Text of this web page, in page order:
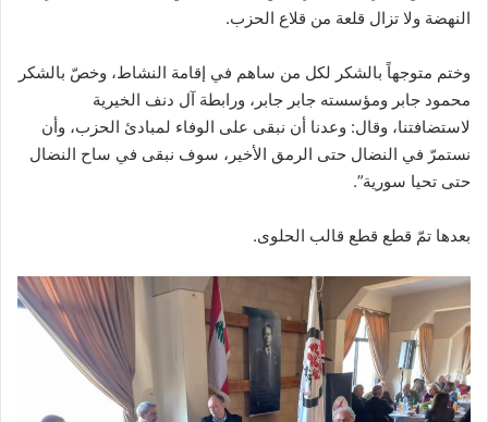
النهضة ولا تزال قلعة من قلاع الحزب.
وختم متوجهاً بالشكر لكل من ساهم في إقامة النشاط، وخصّ بالشكر
محمود جابر ومؤسسته جابر جابر، ورابطة آل دنف الخيرية
لاستضافتنا، وقال: وعدنا أن نبقى على الوفاء لمبادئ الحزب، وأن
نستمرّ في النضال حتى الرمق الأخير، سوف نبقى في ساح النضال
حتى تحيا سورية”.
بعدها تمّ قطع قطع قالب الحلوى.